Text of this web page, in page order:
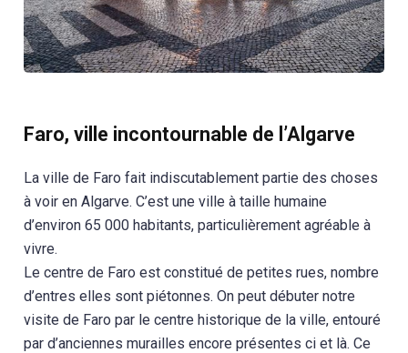
Faro, ville incontournable de l’Algarve
La ville de Faro fait indiscutablement partie des choses
à voir en Algarve. C’est une ville à taille humaine
d’environ 65 000 habitants, particulièrement agréable à
vivre.
Le centre de Faro est constitué de petites rues, nombre
d’entres elles sont piétonnes. On peut débuter notre
visite de Faro par le centre historique de la ville, entouré
par d’anciennes murailles encore présentes ci et là. Ce